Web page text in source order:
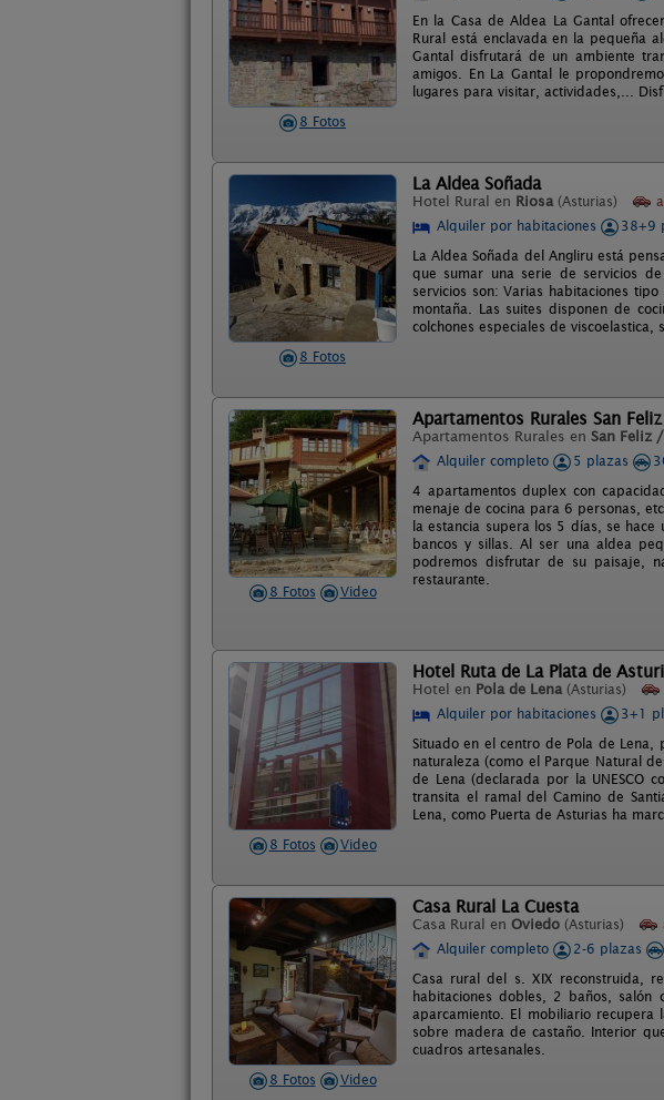
8 Fotos
En la Casa de Aldea La Gantal
Rural está enclavada en la pequeña
Gantal disfrutará de un ambiente
amigos. En La Gantal le
lugares para visitar, actividades,...
8 Fotos
La Aldea Soñada
Hotel Rural en Riosa (Asturias) a
Alquiler por habitaciones
38+9
La Aldea Soñada del Angliru está
que sumar una serie de servicios
servicios son: Varias habitaciones
montaña. Las suites disponen de
colchones especiales de
8 Fotos Video
Apartamentos Rurales San Feliz
Apartamentos Rurales en San Feliz
Alquiler completo
5 plazas
4 apartamentos duplex con
menaje de cocina para 6 personas,
la estancia supera los 5 días, se hace
bancos y sillas. Al ser una aldea
podremos disfrutar de su paisaje,
restaurante.
8 Fotos Video
Hotel Ruta de La Plata de
Hotel en Pola de Lena (Asturias)
Alquiler por habitaciones
3+1
Situado en el centro de Pola de
naturaleza (como el Parque Natural
de Lena (declarada por la UNESCO
transita el ramal del Camino de
Lena, como Puerta de Asturias ha
8 Fotos Video
Casa Rural La Cuesta
Casa Rural en Oviedo (Asturias)
Alquiler completo
2-6 plazas
Casa rural del s. XIX reconstruida,
habitaciones dobles, 2 baños,
aparcamiento. El mobiliario
sobre madera de castaño. Interior
cuadros artesanales.